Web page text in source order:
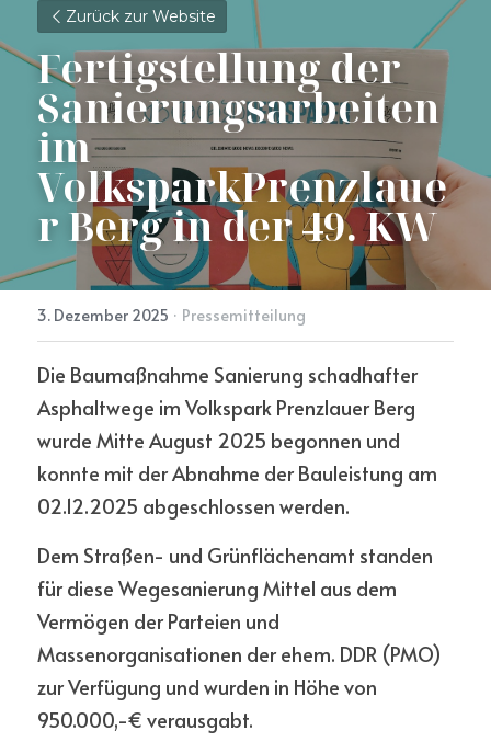
Zurück zur Website
Fertigstellung der
Sanierungsarbeiten
im
VolksparkPrenzlaue
r Berg in der 49. KW
3. Dezember 2025 · Pressemitteilung
Die Baumaßnahme Sanierung schadhafter
Asphaltwege im Volkspark Prenzlauer Berg
wurde Mitte August 2025 begonnen und
konnte mit der Abnahme der Bauleistung am
02.12.2025 abgeschlossen werden.
Dem Straßen- und Grünflächenamt standen
für diese Wegesanierung Mittel aus dem
Vermögen der Parteien und
Massenorganisationen der ehem. DDR (PMO)
zur Verfügung und wurden in Höhe von
950.000,-€ verausgabt.